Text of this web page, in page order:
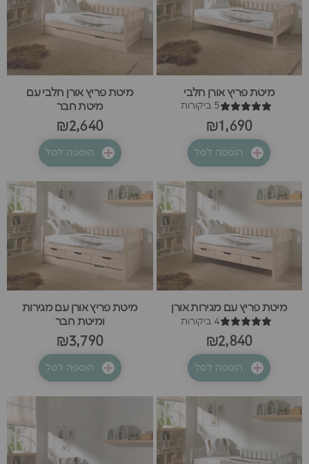
קולקציותפריץ
מיטת פריץ אורן חלבי
5 ביקורות
₪1,690
הוספה לסל
מיטת פריץ אורן חלבי עם
מיטת חבר
₪2,640
הוספה לסל
מיטת פריץ עם מגירות אורן
4 ביקורות
₪2,840
הוספה לסל
מיטת פריץ אורן עם מגירות
ומיטת חבר
₪3,790
הוספה לסל